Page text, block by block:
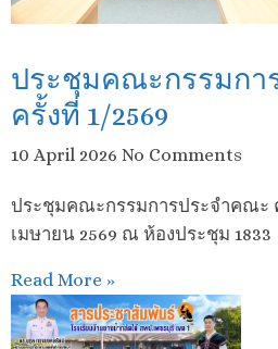
ประชุมคณะกรรมกา
ครั้งที่ 1/2569
10 April 2026 No Comments
ประชุมคณะกรรมการประจำคณะ
เมษายน 2569 ณ ห้องประชุม 1833
Read More »